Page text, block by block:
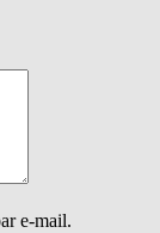
e-mail.